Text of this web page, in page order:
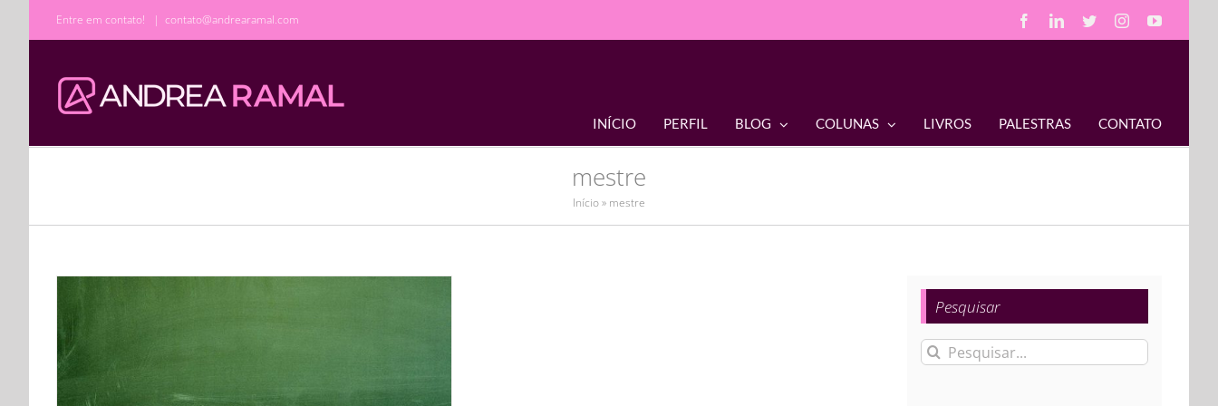
Entre em contato! | contato@andrearamal.com FacebookLinkedIn
TwitterInstagramYouTube
INÍCIO PERFIL BLOG COLUNAS LIVROS PALESTRAS CONTATO
mestre
Início» mestre
Pesquisar
Buscar